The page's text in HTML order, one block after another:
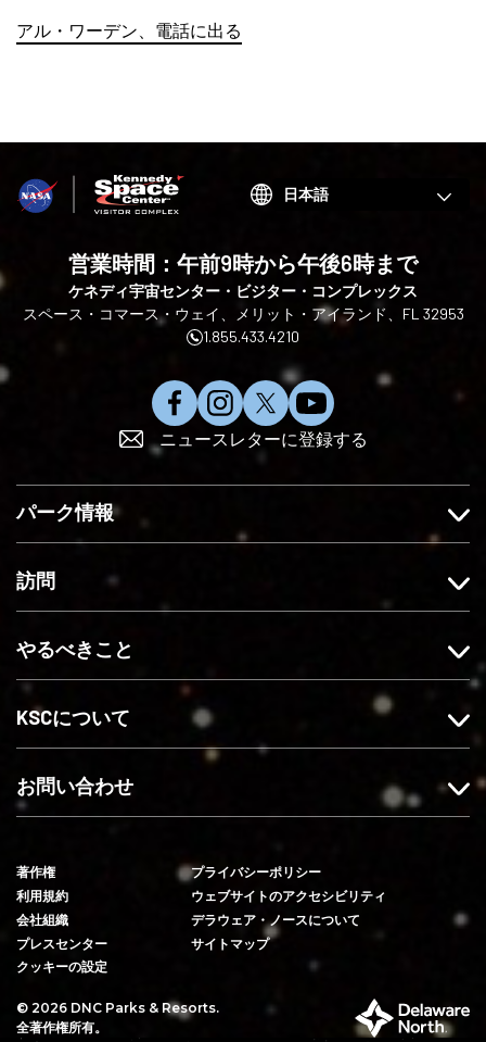
アル・ワーデン、電話に出る
Choose
language
営業時間：午前9時から午後6時まで
ケネディ宇宙センター・ビジター・コンプレックス
スペース・コマース・ウェイ、メリット・アイランド、FL 32953
1.855.433.4210
フ
ェ
ス
ッ
ね
イ
ン
タ
ラ
ロ
る
X
で
ォ
ー
Y
o
T
b
す
ニュースレターに登録する
パーク情報
訪問
やるべきこと
KSCについて
お問い合わせ
著作権
プライバシーポリシー
利用規約
ウェブサイトのアクセシビリティ
会社組織
デラウェア・ノースについて
プレスセンター
サイトマップ
クッキーの設定
デ
ラ
© 2026 DNC Parks & Resorts.
全著作権所有。